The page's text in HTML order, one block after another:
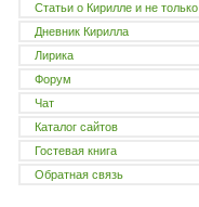
Статьи о Кирилле и не только
Дневник Кирилла
Лирика
Форум
Чат
Каталог сайтов
Гостевая книга
Обратная связь